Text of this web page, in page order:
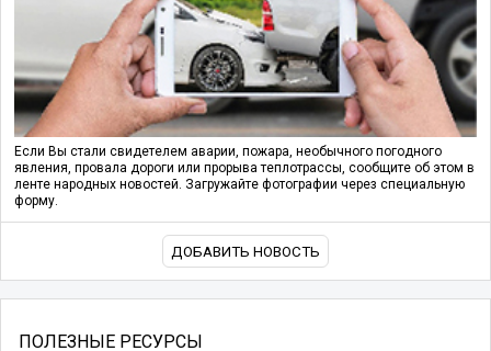
Если Вы стали свидетелем аварии, пожара, необычного погодного
явления, провала дороги или прорыва теплотрассы, сообщите об этом в
ленте народных новостей. Загружайте фотографии через специальную
форму.
ДОБАВИТЬ НОВОСТЬ
ПОЛЕЗНЫЕ РЕСУРСЫ